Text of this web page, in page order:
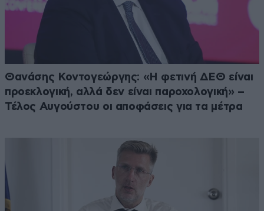
Θανάσης Κοντογεώργης: «Η φετινή ΔΕΘ είναι
προεκλογική, αλλά δεν είναι παροχολογική» –
Τέλος Αυγούστου οι αποφάσεις για τα μέτρα